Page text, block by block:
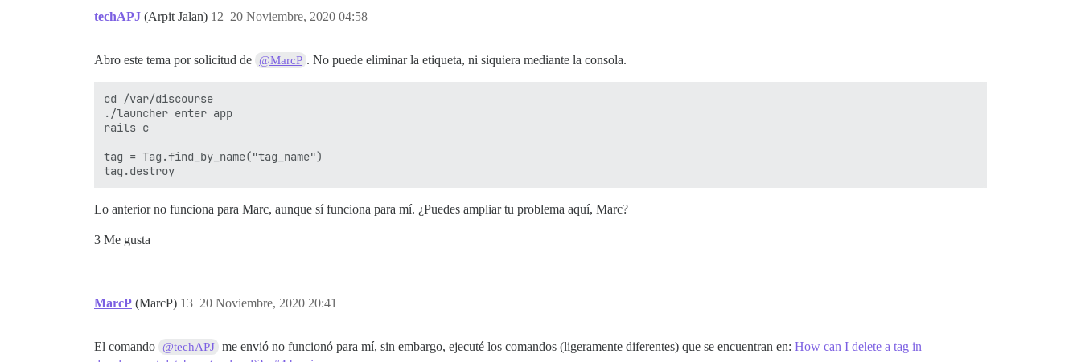
techAPJ (Arpit Jalan) 20 Noviembre, 2020 04:58
12
Abro este tema por solicitud de @MarcP . No puede eliminar la etiqueta, ni siquiera mediante la consola.
cd /var/discourse
./launcher enter app
rails c
tag = Tag.find_by_name("tag_name")
Lo anterior no funciona para Marc, aunque sí funciona para mí. ¿Puedes ampliar tu problema aquí, Marc?
3 Me gusta
MarcP (MarcP) 20 Noviembre, 2020 20:41
13
El comando @techAPJ me envió no funcionó para mí, sin embargo, ejecuté los comandos (ligeramente diferentes) que se encuentran en:How can I delete a tag in